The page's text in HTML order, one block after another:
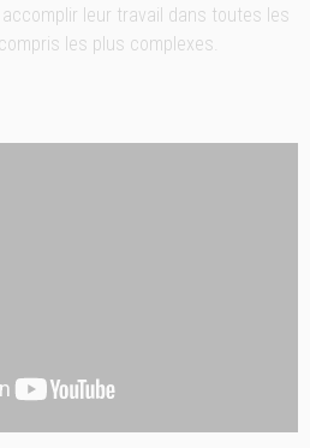
leur travail dans toutes les
les plus complexes.